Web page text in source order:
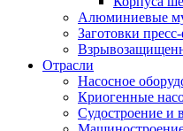
Алюминиевые
Заготовки
Отрасли
Насосное
Криогенные
Судостроение и